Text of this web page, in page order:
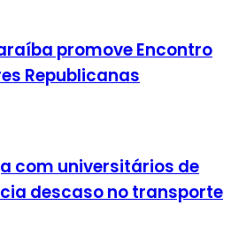
promove Encontro
Republicanas
com universitários de
descaso no transporte